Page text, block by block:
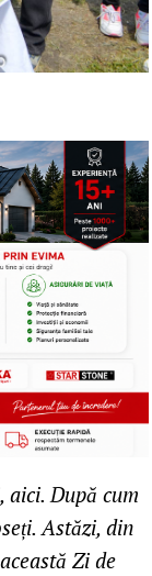
După cum
Astăzi, din
Zi de